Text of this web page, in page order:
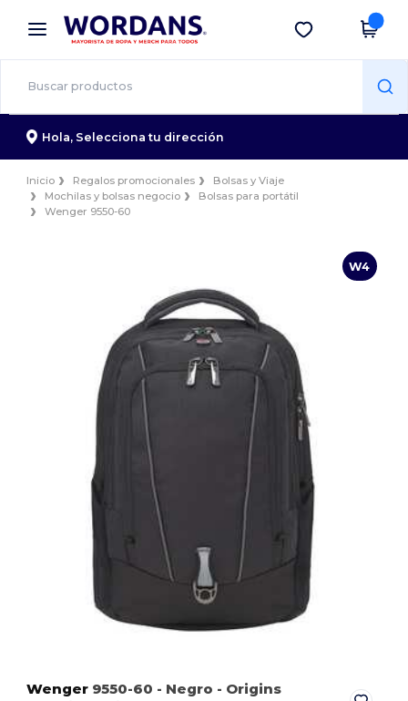
× App de Wordans
¡Mejores precios en app!
Descargar app
Hola, Selecciona tu dirección
Inicio Regalos promocionales
Bolsas y Viaje
Mochilas y bolsas negocio
Bolsas para portátil
Wenger 9550-60
W4
Wenger 9550-60 - Negro - Origins